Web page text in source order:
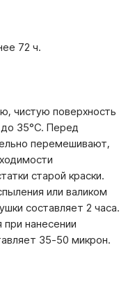
72 ч.
чистую поверхность
35°C. Перед
перемешивают,
старой краски.
или валиком
составляет 2 часа.
нанесении
35-50 микрон.